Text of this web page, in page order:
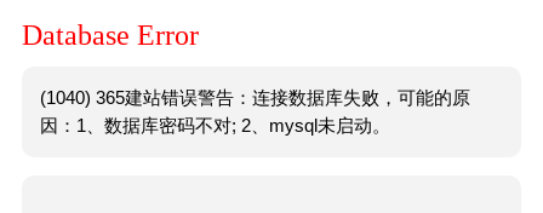
Database Error
(1040) 365建站错误警告：连接数据库失败，可能的原
因：1、数据库密码不对; 2、mysql未启动。